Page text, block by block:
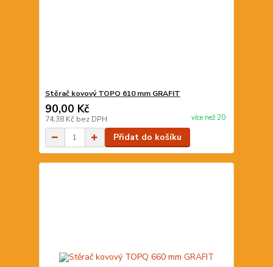
Stěrač kovový TOPQ 610 mm GRAFIT
90,00 Kč
74,38 Kč bez DPH více než 20
Přidat do košíku